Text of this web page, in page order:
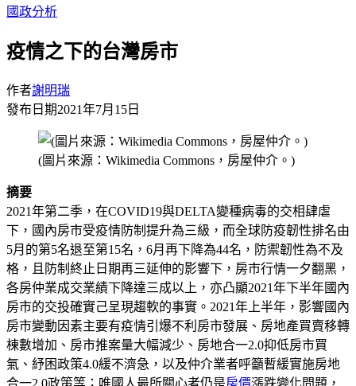
國政分析
疫情之下的台灣房市
作者謝明瑞
發布日期2021年7月15日
(圖片來源：Wikimedia Commons，房屋仲介。)
摘要
2021年第二季，在COVID19與DELTA變種病毒的交相肆虐
下，國內房市受疫情防制提升為三級，而全球防疫韌性排名由
5月的第5名退至第15名，6月再下降為44名，防禦韌性為不及
格，且防制終止日期再三延伸的影響下，房市行情一夕翻黑，
各房仲業成交業績下降達三成以上，亦凸顯2021年下半年國內
房市的交投確實己呈現趨軟的事實。2021年上半年，影響國內
房市變動因素主要有疫情引爆不利房市發展、房地產買賣移轉
棟數增加、房市推案量大幅減少、房地合一2.0抑低房市買
氣、紓困政策4.0緩不濟急，以及仲介業者呼籲暫緩實施房地
合一2.0政策等；唯國人最所關心者仍是房價漲跌變化問題，